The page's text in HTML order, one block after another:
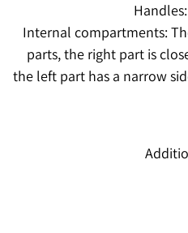
– Internal compartments:
parts, the right part is
the left part has a narrow